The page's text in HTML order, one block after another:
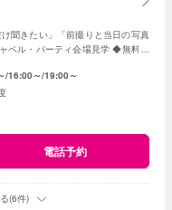
聞きたい」「前撮りと当日の写真
ペル・パーティ会場見学 ◆無料フ
16:00～ 19:00～
電話予約
(6件)